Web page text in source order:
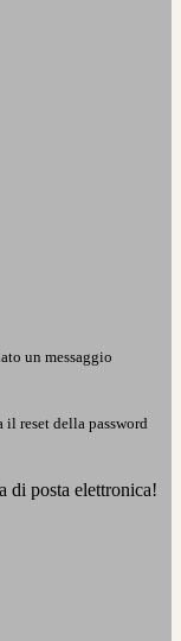
un messaggio
il reset della password
di posta elettronica!